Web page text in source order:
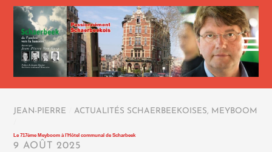
JEAN-PIERRE ACTUALITÉS SCHAERBEEKOISES, MEYBOOM
Le 717ème Meyboom à l’Hôtel communal de Scharbeek
9 AOÛT 2025